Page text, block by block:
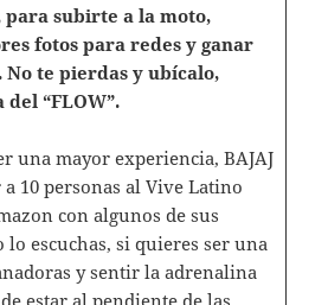
para subirte a la moto,
fotos para redes y ganar
No te pierdas y ubícalo,
“FLOW”.
una mayor experiencia, BAJAJ
10 personas al Vive Latino
con algunos de sus
lo escuchas, si quieres ser una
y sentir la adrenalina
estar al pendiente de las